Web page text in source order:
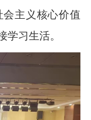
主义核心价值
学习生活。